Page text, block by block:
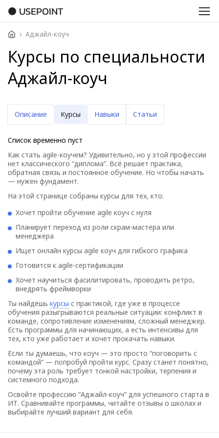
USEPOINT
Аджайл-коуч
Курсы по специальности
Аджайл-коуч
Описание Курсы Навыки Статьи
Список временно пуст
Как стать agile-коучем? Удивительно, но у этой профессии
нет классического “диплома”. Всё решает практика,
обратная связь и постоянное обучение. Но чтобы начать
— нужен фундамент.
На этой странице собраны курсы для тех, кто:
Хочет пройти обучение agile коуч с нуля
Планирует переход из роли скрам-мастера или
менеджера
Ищет онлайн курсы agile коуч для гибкого графика
Готовится к agile-сертификации
Хочет научиться фасилитировать, проводить ретро,
внедрять фреймворки
Ты найдёшь курсы с практикой, где уже в процессе
обучения разыгрываются реальные ситуации: конфликт в
команде, сопротивление изменениям, сложный менеджер.
Есть программы для начинающих, а есть интенсивы для
тех, кто уже работает и хочет прокачать навыки.
Если ты думаешь, что коуч — это просто “поговорить с
командой” — попробуй пройти курс. Сразу станет понятно,
почему эта роль требует тонкой настройки, терпения и
системного подхода.
Освойте профессию “Аджайл-коуч“ для успешного старта в
ИТ. Сравнивайте программы, читайте отзывы о школах и
выбирайте лучший вариант для себя.